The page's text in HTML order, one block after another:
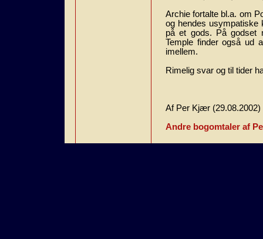
Archie fortalte bl.a. om
og hendes usympatiske
på et gods. På godset
Temple finder også ud
imellem.
Rimelig svar og til tider
Af Per Kjær (29.08.2002)
Andre bogomtaler af